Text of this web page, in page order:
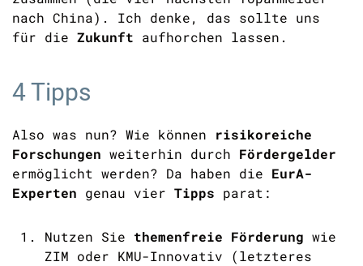
nach China). Ich denke, das sollte uns
für die Zukunft aufhorchen lassen.
4 Tipps
Also was nun? Wie können risikoreiche
Forschungen weiterhin durch Fördergelder
ermöglicht werden? Da haben die EurA-
Experten genau vier Tipps parat:
Nutzen Sie themenfreie Förderung wie
ZIM oder KMU-Innovativ (letzteres